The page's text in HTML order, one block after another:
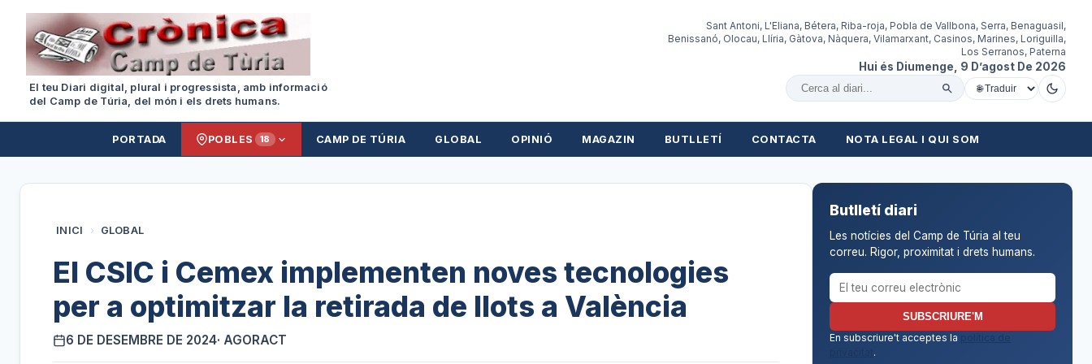
El teu Diari digital, plural i progressista, amb informació
del Camp de Túria, del món i els drets humans.
Sant Antoni, L'Eliana, Bétera, Riba-roja, Pobla de Vallbona, Serra, Benaguasil,
Benissanó, Olocau, Llíria, Gàtova, Nàquera, Vilamarxant, Casinos, Marines, Loriguilla,
Los Serranos, Paterna
Hui és Diumenge, 9 D’agost De 2026
Cercar al diari
PORTADA POBLES 18 CAMP DE TÚRIA GLOBAL OPINIÓ MAGAZIN BUTLLETÍ CONTACTA NOTA LEGAL I QUI SOM
INICI › GLOBAL
El CSIC i Cemex implementen noves tecnologies
per a optimitzar la retirada de llots a València
6 DE DESEMBRE DE 2024· AGORACT
Butlletí diari
Les notícies del Camp de Túria al teu
correu. Rigor, proximitat i drets humans.
Correu electrònic per al butlletí
SUBSCRIURE'M
En subscriure't acceptes la
política de
.